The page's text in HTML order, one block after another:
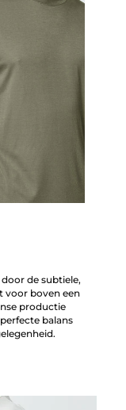
de subtiele,
voor boven een
productie
balans